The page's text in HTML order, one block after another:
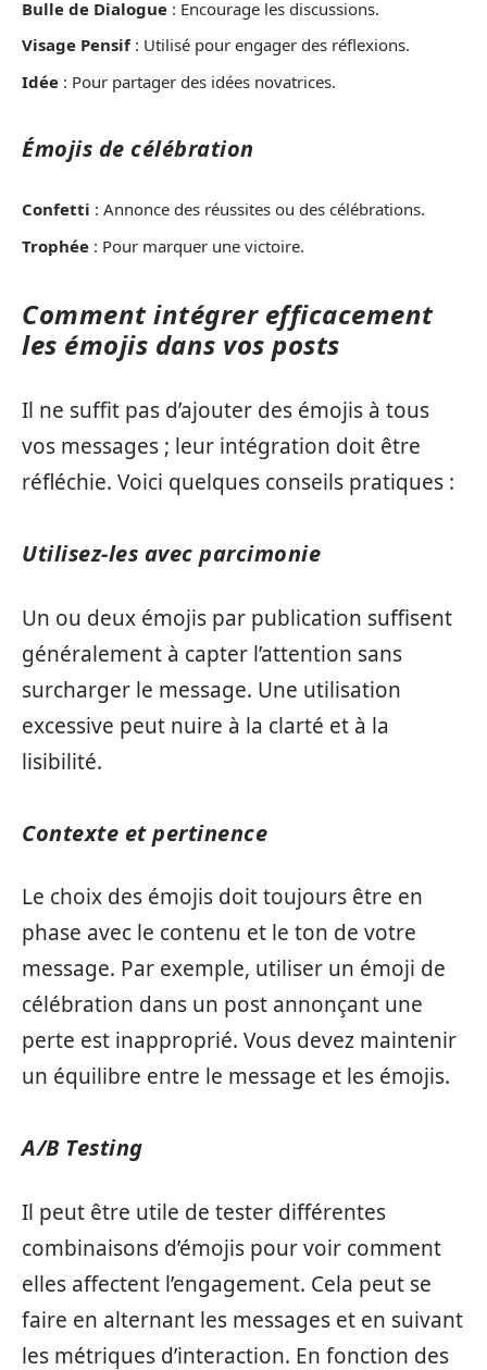
Bulle de Dialogue : Encourage les discussions.
Visage Pensif: Utilisé pour engager des réflexions.
Idée : Pour partager des idées novatrices.
Émojis de célébration
Confetti : Annonce des réussites ou des célébrations.
Trophée : Pour marquer une victoire.
Comment intégrer efficacement
les émojis dans vos posts
Il ne suffit pas d’ajouter des émojis à tous
vos messages ; leur intégration doit être
réfléchie. Voici quelques conseils pratiques :
Utilisez-les avec parcimonie
Un ou deux émojis par publication suffisent
généralement à capter l’attention sans
surcharger le message. Une utilisation
excessive peut nuire à la clarté et à la
lisibilité.
Contexte et pertinence
Le choix des émojis doit toujours être en
phase avec le contenu et le ton de votre
message. Par exemple, utiliser un émoji de
célébration dans un post annonçant une
perte est inapproprié. Vous devez maintenir
un équilibre entre le message et les émojis.
A/B Testing
Il peut être utile de tester différentes
combinaisons d’émojis pour voir comment
elles affectent l’engagement. Cela peut se
faire en alternant les messages et en suivant
les métriques d’interaction. En fonction des